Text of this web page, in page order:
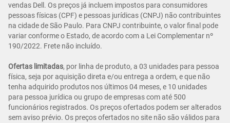
vendas Dell. Os preços já incluem impostos para consumidores
pessoas físicas (CPF) e pessoas jurídicas (CNPJ) não contribuintes
na cidade de São Paulo. Para CNPJ contribuinte, o valor final pode
variar conforme o Estado, de acordo com a Lei Complementar nº
190/2022. Frete não incluído.
Ofertas limitadas, por linha de produto, a 03 unidades para pessoa
física, seja por aquisição direta e/ou entrega a ordem, e que não
tenha adquirido produtos nos últimos 04 meses, e 10 unidades
para pessoa jurídica ou grupo de empresas com até 500
funcionários registrados. Os preços ofertados podem ser alterados
sem aviso prévio. Os preços ofertados no site não são válidos para